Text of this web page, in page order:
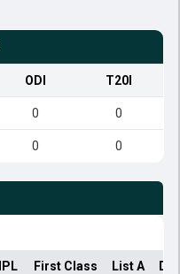
ODI T20I
0 0
0 0
IPL First Class List A